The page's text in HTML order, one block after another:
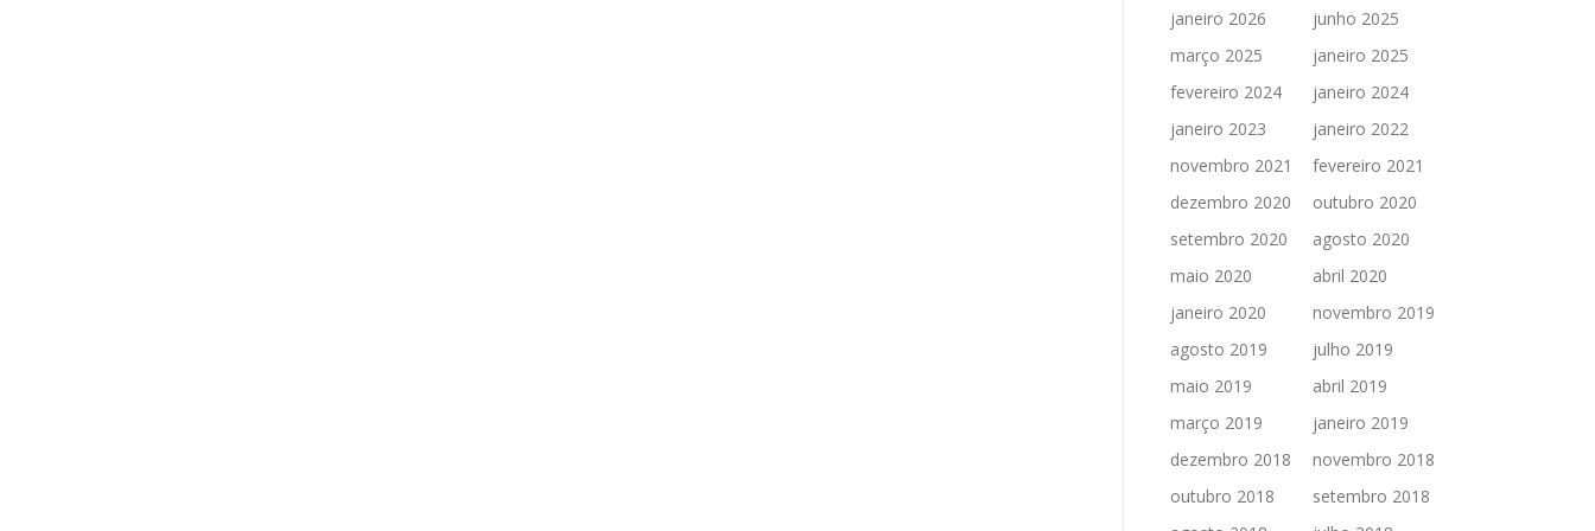
janeiro 2026
junho 2025
março 2025
janeiro 2025
fevereiro 2024
janeiro 2024
janeiro 2023
janeiro 2022
novembro 2021
fevereiro 2021
dezembro 2020
outubro 2020
setembro 2020
agosto 2020
maio 2020
abril 2020
janeiro 2020
novembro 2019
agosto 2019
julho 2019
maio 2019
abril 2019
março 2019
janeiro 2019
dezembro 2018
novembro 2018
outubro 2018
setembro 2018